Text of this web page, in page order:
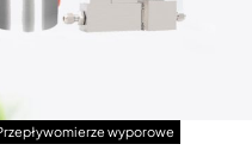
wyporowe